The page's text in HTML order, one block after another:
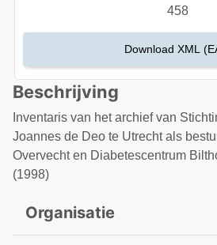
Beschrijving
Inventaris van het archief van
Joannes de Deo te Utrecht als
Overvecht en Diabetescentrum
(1998)
Organisatie
458
Download XML